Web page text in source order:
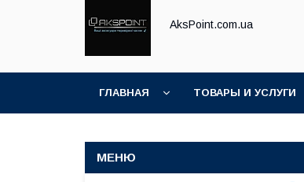
AksPoint.com.ua
ГЛАВНАЯ ТОВАРЫ И УСЛУГИ